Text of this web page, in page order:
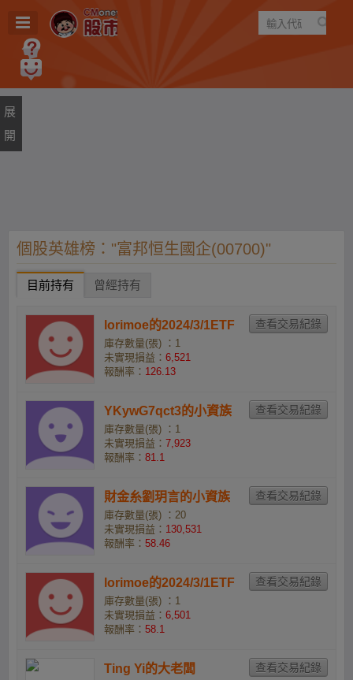
遊戲
個股英雄榜："富邦恒生國企(00700)"
目前持有 曾經持有
lorimoe的2024/3/1ETF
庫存數量(張) ：1
未實現損益： 6,521
報酬率： 126.13
YKywG7qct3的小資族
庫存數量(張) ：1
未實現損益： 7,923
報酬率： 81.1
財金糸劉玥言的小資族
庫存數量(張) ：20
未實現損益： 130,531
報酬率： 58.46
lorimoe的2024/3/1ETF
庫存數量(張) ：1
未實現損益： 6,501
報酬率： 58.1
Ting Yi的大老闆